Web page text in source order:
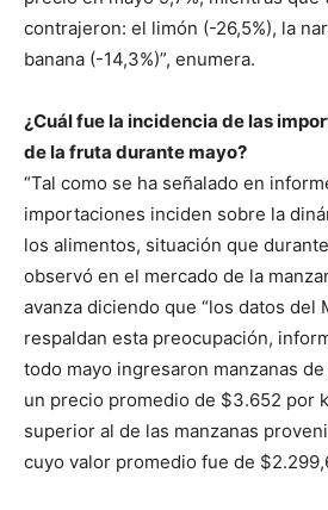
contrajeron: el limón (-26,5%), la
banana (-14,3%)”, enumera.
¿Cuál fue la incidencia de las
de la fruta durante mayo?
“Tal como se ha señalado en
importaciones inciden sobre la
los alimentos, situación que
observó en el mercado de la
avanza diciendo que “los datos del
respaldan esta preocupación,
todo mayo ingresaron manzanas
un precio promedio de $3.652 por
superior al de las manzanas
cuyo valor promedio fue de